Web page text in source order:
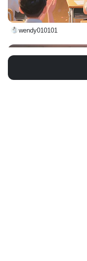
wendy010101